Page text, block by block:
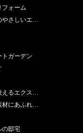
フォーム
やさしいエ…
ガーデン
えるエクス…
材にあふれ…
の邸宅